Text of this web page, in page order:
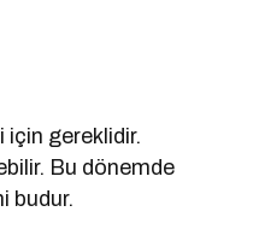
gereklidir.
Bu dönemde
budur.